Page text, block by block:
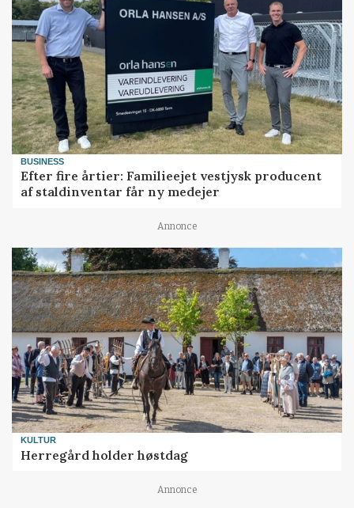
BUSINESS
Efter fire årtier: Familieejet vestjysk producent
af staldinventar får ny medejer
Annonce
KULTUR
Herregård holder høstdag
Annonce